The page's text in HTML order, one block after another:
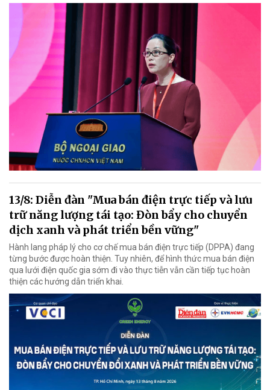
13/8: Diễn đàn "Mua bán điện trực tiếp và lưu
trữ năng lượng tái tạo: Đòn bẩy cho chuyển
dịch xanh và phát triển bền vững"
Hành lang pháp lý cho cơ chế mua bán điện trực tiếp (DPPA) đang
từng bước được hoàn thiện. Tuy nhiên, để hình thức mua bán điện
qua lưới điện quốc gia sớm đi vào thực tiễn vẫn cần tiếp tục hoàn
thiện các hướng dẫn triển khai.